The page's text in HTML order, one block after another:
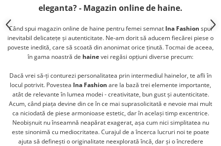
eleganta? - Magazin online de haine.
Când spui magazin online de haine pentru femei semnat Ina Fashion spui
inevitabil delicatețe și autenticitate. Ne-am dorit să aducem fiecărei piese o
poveste inedită, care să scoată din anonimat orice ținută. Tocmai de aceea,
în gama noastră de hainevei regăsi opțiuni diverse precum:
Dacă vrei să-ți conturezi personalitatea prin intermediul hainelor, te afli în
locul potrivit. Povestea Ina Fashion are la bază trei elemente importante,
atât de relevante în lumea modei - creativitate, bun gust și autenticitate.
Acum, când piața devine din ce în ce mai suprasolicitată e nevoie mai mult
ca niciodată de piese armonioase estetic, dar în același timp excentrice.
Neobișnuit nu înseamnă neapărat exagerat, așa cum nici simplitatea nu
este sinonimă cu mediocritatea. Curajul de a încerca lucruri noi te poate
ajuta să definești o originalitate neexplorată încă, dar și o încredere